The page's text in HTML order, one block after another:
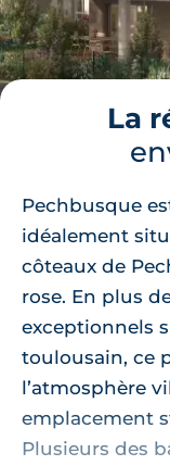
La
Pechbusque
idéalement
côteaux de
rose. En plus
exceptionnels
toulousain, ce
l’atmosphère
emplacement
Plusieurs des